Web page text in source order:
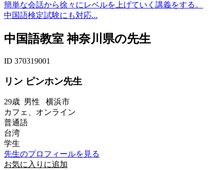
簡単な会話から徐々にレベルを上げていく講義をする。
中国語検定試験にも対応...
中国語教室 神奈川県の先生
ID 370319001
リン ピンホン先生
29歳 男性 横浜市
カフェ、オンライン
普通語
台湾
学生
先生のプロフィールを見る
お気に入りに追加